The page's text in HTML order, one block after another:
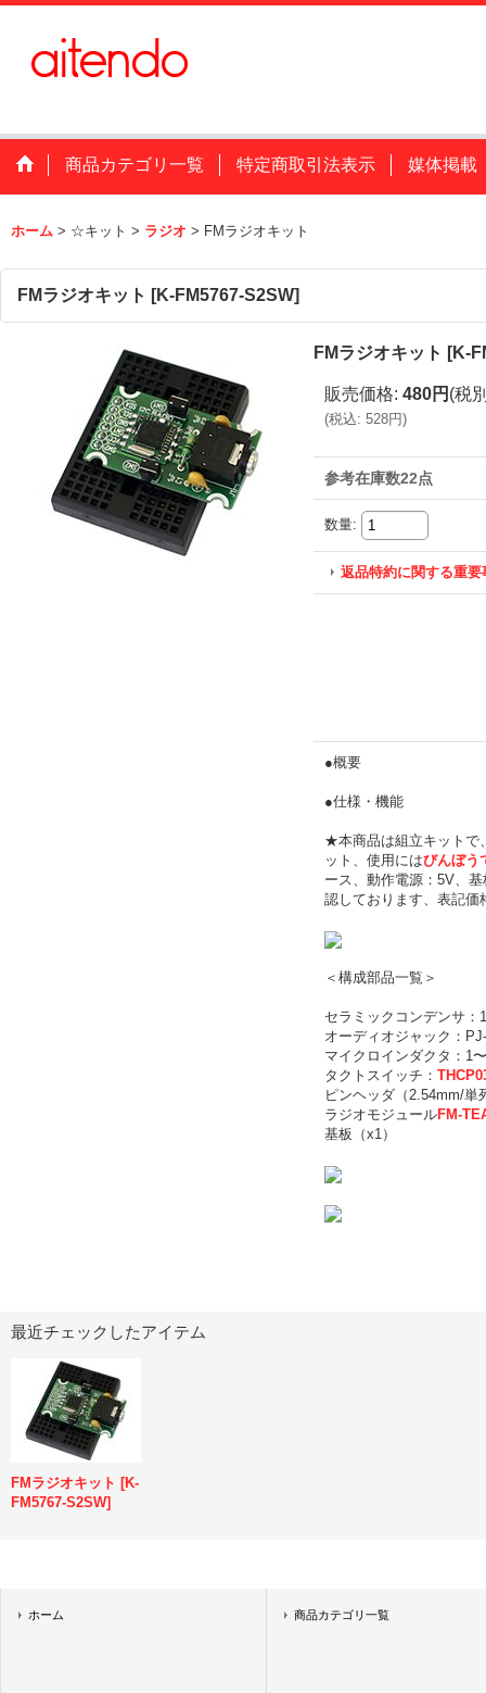
商品カテゴリ一覧 特定商取引法表示 媒体掲載
ホーム > ☆キット > ラジオ > FMラジオキット
FMラジオキット [K-FM5767-S2SW]
FMラジオキット [K-
販売価格: 480円 (税
(税込: 528円)
参考在庫数22点
数量:
返品特約に関する重要
●概要
●仕様・機能
★本商品は組立キットで
ット、使用にはびんぼう
ース、動作電源：5V、
認しております、表記価
＜構成部品一覧＞
セラミックコンデンサ：
オーディオジャック：
マイクロインダクタ：1
タクトスイッチ：
ピンヘッダ（2.54mm/単
ラジオモジュールFM-
基板（x1）
最近チェックしたアイテム
FMラジオキット [K-
FM5767-S2SW]
ホーム 商品カテゴリ一覧